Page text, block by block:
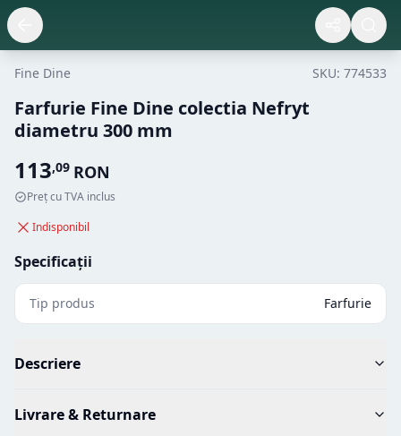
Fine Dine SKU: 774533
Farfurie Fine Dine colectia Nefryt
diametru 300 mm
113,09 RON
Preț cu TVA inclus
Indisponibil
Specificații
Tip produs Farfurie
Descriere
Livrare & Returnare